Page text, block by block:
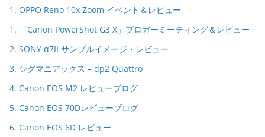
1. OPPO Reno 10x Zoom イベント＆レビュー
1. 「Canon PowerShot G3 X」ブロガーミーティング＆レビュー
2. SONY α7II サンプルイメージ・レビュー
3. シグマニアックス – dp2 Quattro
4. Canon EOS M2 レビューブログ
5. Canon EOS 70Dレビューブログ
6. Canon EOS 6D レビュー